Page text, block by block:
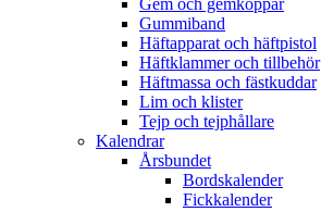
Gem och gemkoppar
Gummiband
Häftapparat och häftpistol
Häftklammer och tillbehör
Häftmassa och fästkuddar
Lim och klister
Tejp och tejphållare
Kalendrar
Årsbundet
Bordskalender
Fickkalender